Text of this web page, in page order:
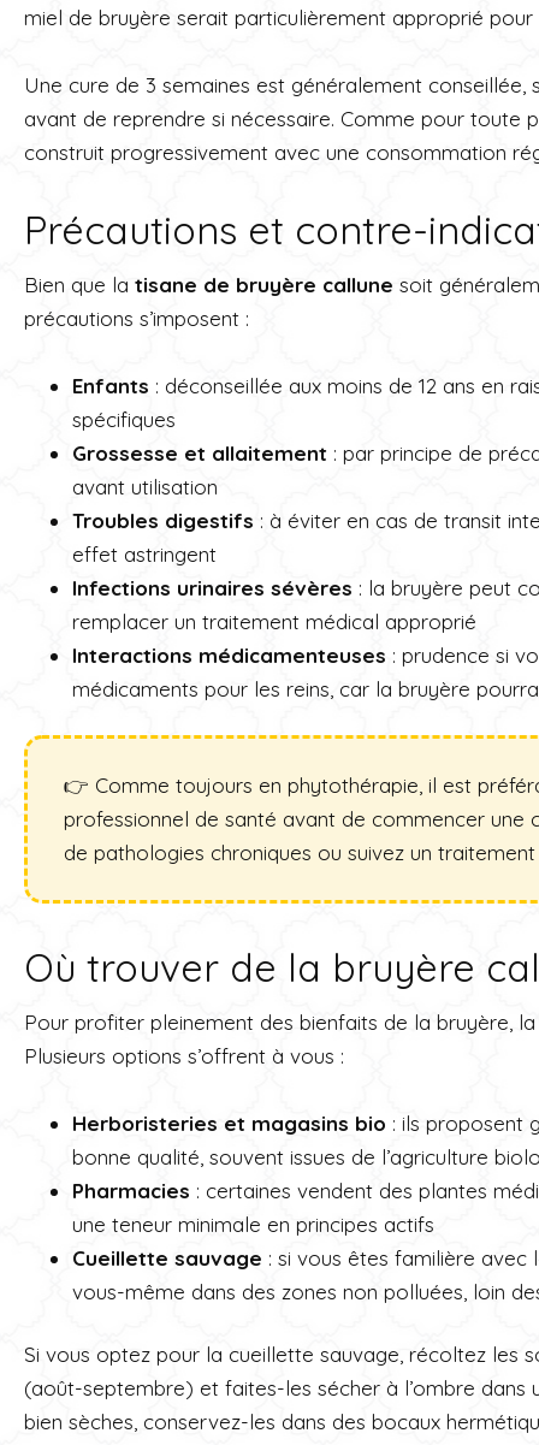
miel de bruyère serait particulièrement approprié
Une cure de 3 semaines est généralement conseillée,
avant de reprendre si nécessaire. Comme pour toute
construit progressivement avec une consommation
Précautions et contre-
Bien que la tisane de bruyère callune soit
précautions s’imposent :
Enfants : déconseillée aux moins de 12 ans en
spécifiques
Grossesse et allaitement : par principe de
avant utilisation
Troubles digestifs : à éviter en cas de transit
effet astringent
Infections urinaires sévères : la bruyère peut
remplacer un traitement médical approprié
Interactions médicamenteuses : prudence si
médicaments pour les reins, car la bruyère
👉 Comme toujours en phytothérapie, il est
professionnel de santé avant de commencer une
de pathologies chroniques ou suivez un
Où trouver de la bruyère
Pour profiter pleinement des bienfaits de la bruyère,
Plusieurs options s’offrent à vous :
Herboristeries et magasins bio : ils proposent
bonne qualité, souvent issues de l’agriculture
Pharmacies : certaines vendent des plantes
une teneur minimale en principes actifs
Cueillette sauvage : si vous êtes familière
vous-même dans des zones non polluées, loin
Si vous optez pour la cueillette sauvage, récoltez les
(août-septembre) et faites-les sécher à l’ombre dans
bien sèches, conservez-les dans des bocaux